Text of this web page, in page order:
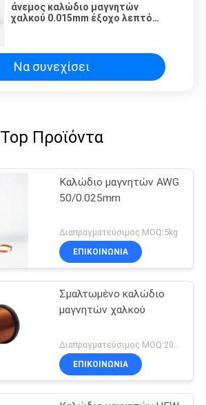
άνεμος καλώδιο μαγνητών
χαλκού 0.015mm έξοχο λεπτό
μετασχηματιστής/σπείρα
σωληνοειδών
Να συνεχίσει
Top Προϊόντα
Καλώδιο μαγνητών AWG
50/0.025mm
Διαπραγματεύσιμος MOQ:5kg
ΕΠΙΚΟΙΝΩΝΙΑ
Σμαλτωμένο καλώδιο
μαγνητών χαλκού
Διαπραγματεύσιμος MOQ:20 χιλιόγραμμο/χιλιόγραμμα
ΕΠΙΚΟΙΝΩΝΙΑ